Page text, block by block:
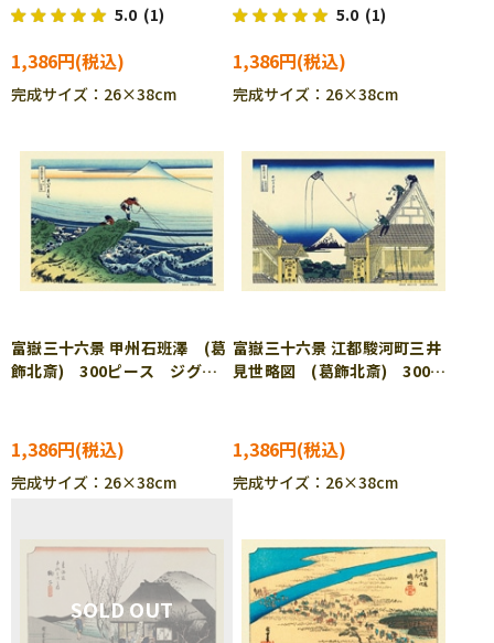
ス ジグソーパズル CUT-
300-049
5.0 (1)
1,386円
完成サイズ：26×38cm
ジグソーパズル CUT-300-
052
5.0 (1)
1,386円
完成サイズ：26×38cm
富嶽三十六景 甲州石班澤 (葛
飾北斎) 300ピース ジグソ
1,386円
完成サイズ：26×38cm
富嶽三十六景 江都駿河町三井
見世略図 (葛飾北斎) 300ピ
1,386円
完成サイズ：26×38cm